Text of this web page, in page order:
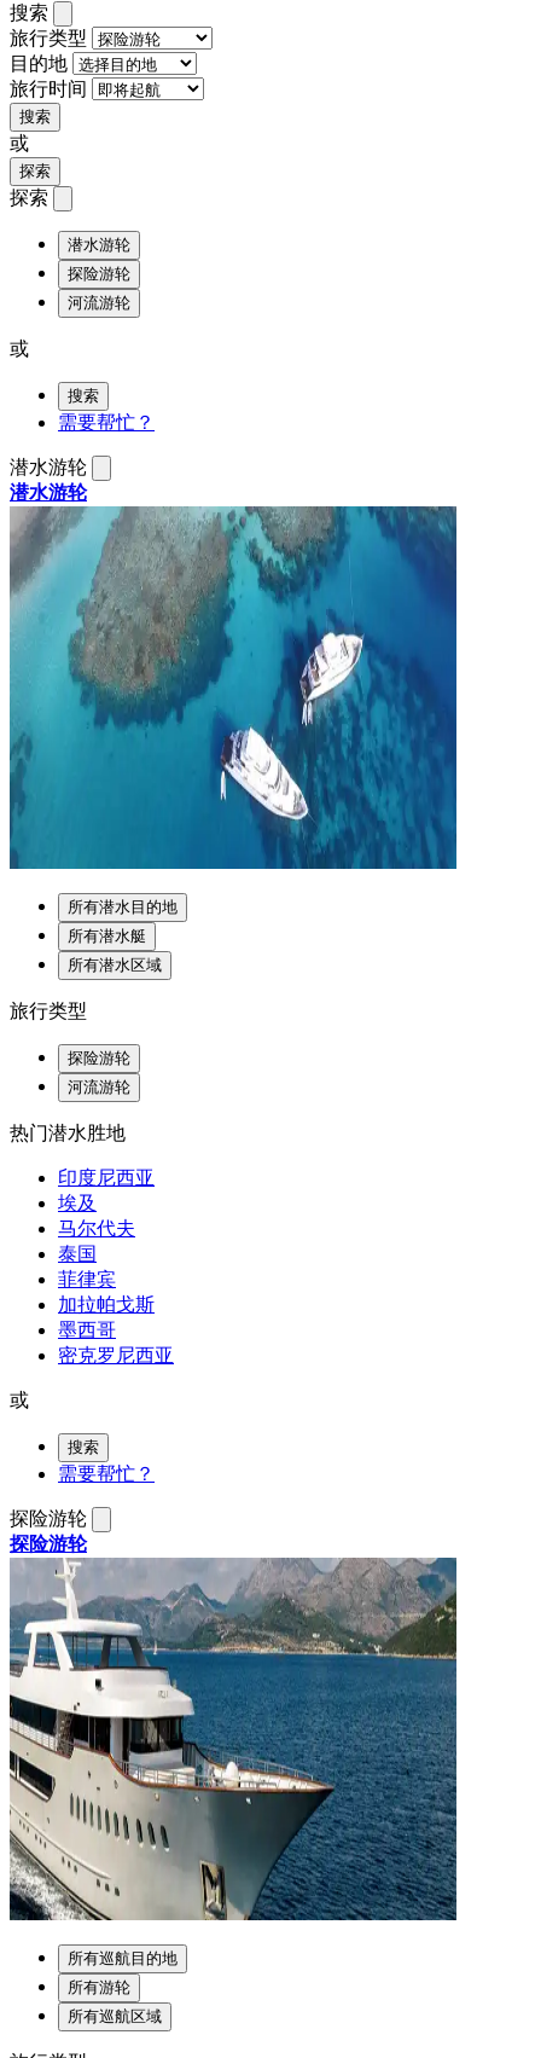
搜索
旅行类型
目的地
旅行时间
搜索
或
探索
探索
潜水游轮
探险游轮
河流游轮
或
搜索
需要帮忙？
潜水游轮
潜水游轮
所有潜水目的地
所有潜水艇
所有潜水区域
旅行类型
探险游轮
河流游轮
热门潜水胜地
印度尼西亚
埃及
马尔代夫
泰国
菲律宾
加拉帕戈斯
墨西哥
密克罗尼西亚
或
搜索
需要帮忙？
探险游轮
探险游轮
所有巡航目的地
所有游轮
所有巡航区域